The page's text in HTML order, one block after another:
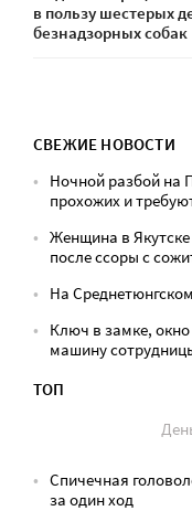
в пользу шестерых
безнадзорных собак
СВЕЖИЕ НОВОСТИ
Ночной разбой на
прохожих и
Женщина в Якутске
после ссоры с
На
Ключ в замке,
машину
ТОП
Спичечная
за один ход